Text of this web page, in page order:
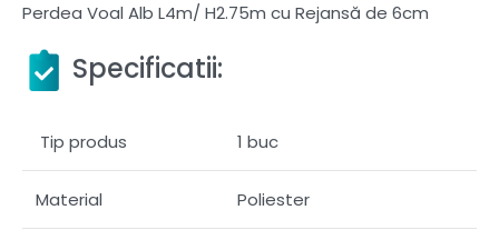
Perdea Voal Alb L4m/ H2.75m cu Rejansă de 6cm
Specificatii:
Tip produs 1 buc
Material Poliester